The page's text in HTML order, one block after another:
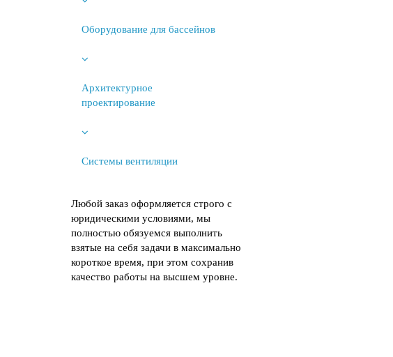
Оборудование для бассейнов
Архитектурное
проектирование
Системы вентиляции
Любой заказ оформляется строго с
юридическими условиями, мы
полностью обязуемся выполнить
взятые на себя задачи в максимально
короткое время, при этом сохранив
качество работы на высшем уровне.